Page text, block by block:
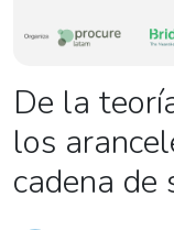
De la
los
cadena de